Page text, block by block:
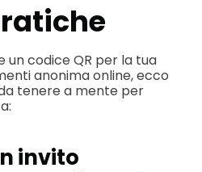
un codice QR per la tua
anonima online, ecco
tenere a mente per
invito